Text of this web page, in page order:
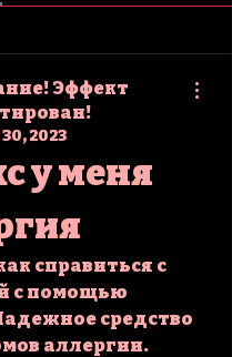
Эффект
2023
у меня
справиться с
с помощью
средство
аллергии.